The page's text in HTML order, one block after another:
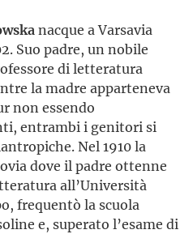
nacque a Varsavia
Suo padre, un nobile
di letteratura
la madre apparteneva
non essendo
entrambi i genitori si
Nel 1910 la
dove il padre ottenne
all’Università
frequentò la scuola
e, superato l’esame di